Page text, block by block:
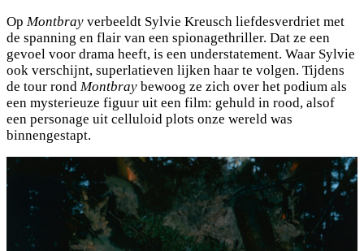
Op Montbray verbeeldt Sylvie Kreusch liefdesverdriet met
de spanning en flair van een spionagethriller. Dat ze een
gevoel voor drama heeft, is een understatement. Waar Sylvie
ook verschijnt, superlatieven lijken haar te volgen. Tijdens
de tour rond Montbray bewoog ze zich over het podium als
een mysterieuze figuur uit een film: gehuld in rood, alsof
een personage uit celluloid plots onze wereld was
binnengestapt.